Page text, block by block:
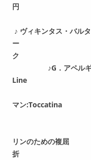
円
♪ ヴィキンタス・バル
ー
♪G．アペルギ
♪Ｈ
マン:Toccatina
♪ 大原裕
リンのための複屈